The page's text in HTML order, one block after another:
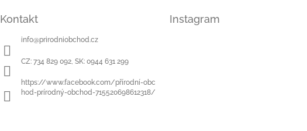
Kontakt
info@prirodniobchod.cz
CZ: 734 829 092, SK: 0944 631 299
https://www.facebook.com/přírodní-obc
hod-prírodný-obchod-715520698612318/
Instagram